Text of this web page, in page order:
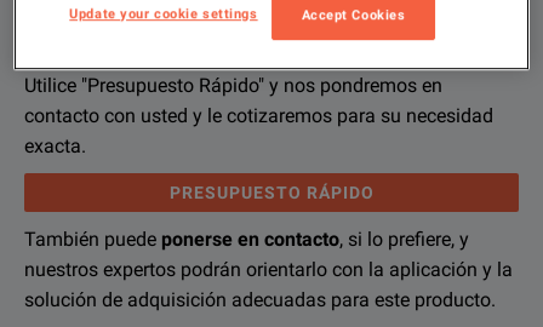
configuración exacta
Utilice "Presupuesto Rápido" y nos pondremos en
contacto con usted y le cotizaremos para su necesidad
exacta.
PRESUPUESTO RÁPIDO
También puede ponerse en contacto, si lo prefiere, y
nuestros expertos podrán orientarlo con la aplicación y la
solución de adquisición adecuadas para este producto.
We're sorry, we don't currently have any further information
If you would like to know more, pleaseget in touchand one
Lo sentimos pero no disponemos actualmente de más
Si desea más información,póngase en contactoy un
Update your cookie settings Accept Cookies